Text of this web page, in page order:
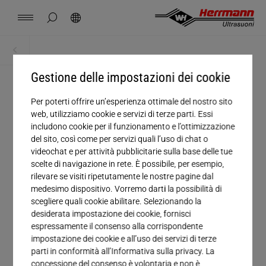
Gestione delle impostazioni dei cookie
Per poterti offrire un’esperienza ottimale del nostro sito
web, utilizziamo cookie e servizi di terze parti. Essi
includono cookie per il funzionamento e l’ottimizzazione
del sito, così come per servizi quali l’uso di chat o
videochat e per attività pubblicitarie sulla base delle tue
scelte di navigazione in rete. È possibile, per esempio,
rilevare se visiti ripetutamente le nostre pagine dal
medesimo dispositivo. Vorremo darti la possibilità di
scegliere quali cookie abilitare. Selezionando la
desiderata impostazione dei cookie, fornisci
espressamente il consenso alla corrispondente
impostazione dei cookie e all’uso dei servizi di terze
parti in conformità all’Informativa sulla privacy. La
concessione del consenso è volontaria e non è
nascondi ricerca nella pagina
Herrmann Engineering
Soluzioni per settore
Saldare con gli ultrasuoni
Prodotti
L'azienda
China 中文 english
Mexico español
Hungary magyar
Japan 日本語
Download
Titolo
Azienda
Nome
Cognome
E-mail*
Numero di telefono